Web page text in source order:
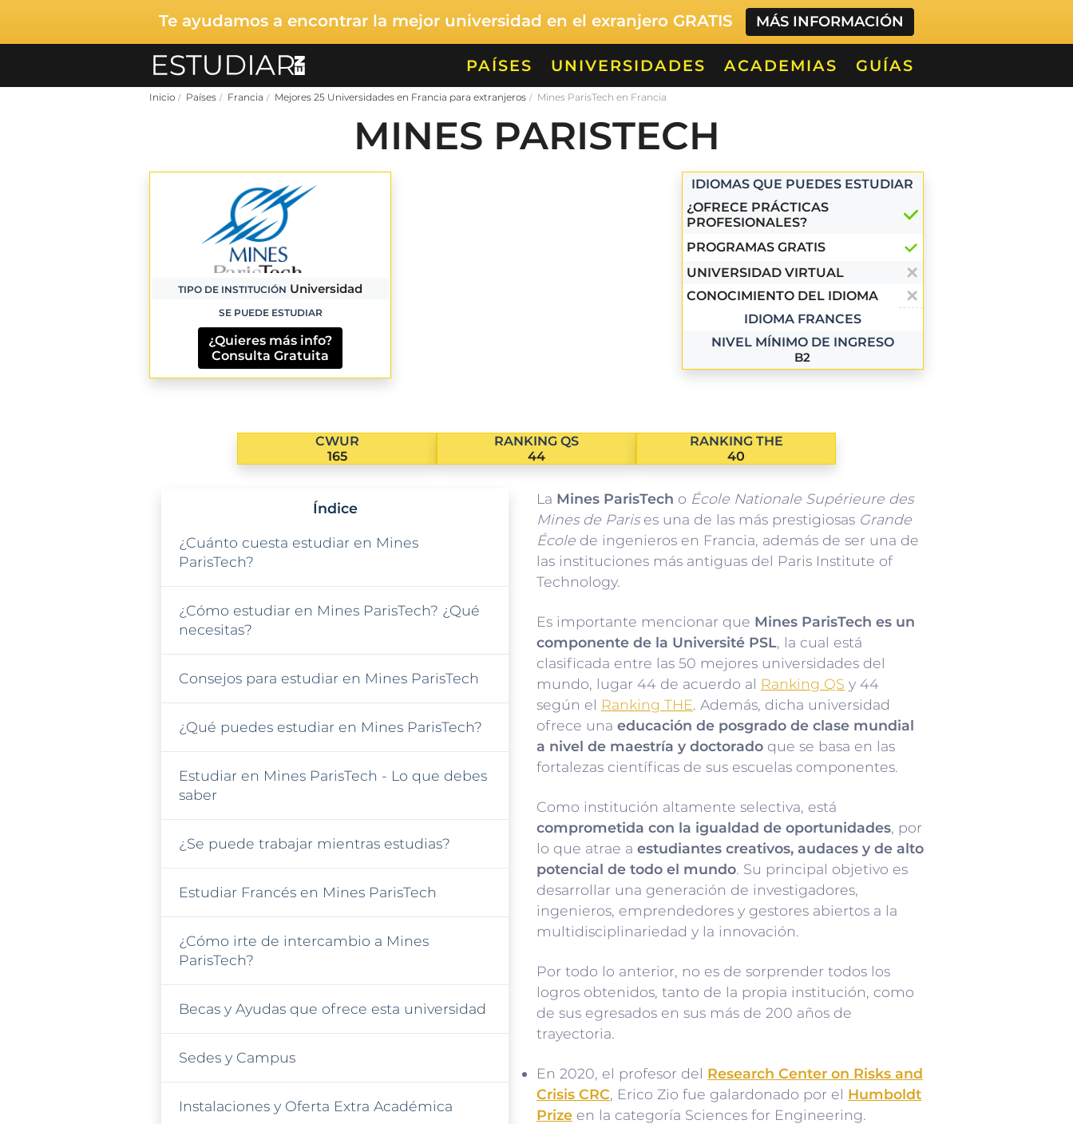
Te ayudamos a encontrar la mejor universidad en el exranjero GRATIS MÁS INFORMACIÓN
PAÍSES UNIVERSIDADES ACADEMIAS GUÍAS
Inicio Países Francia Mejores 25 Universidades en Francia para extranjeros Mines ParisTech en Francia
MINES PARISTECH
TIPO DE INSTITUCIÓN Universidad
SE PUEDE ESTUDIAR
¿Quieres más info?
Consulta Gratuita
IDIOMAS QUE PUEDES ESTUDIAR
¿OFRECE PRÁCTICAS
PROFESIONALES?
PROGRAMAS GRATIS
UNIVERSIDAD VIRTUAL
CONOCIMIENTO DEL IDIOMA
IDIOMA FRANCES
NIVEL MÍNIMO DE INGRESO
B2
CWUR
165
RANKING QS
44
RANKING THE
40
Índice
¿Cuánto cuesta estudiar en Mines
ParisTech?
¿Cómo estudiar en Mines ParisTech? ¿Qué
necesitas?
Consejos para estudiar en Mines ParisTech
¿Qué puedes estudiar en Mines ParisTech?
Estudiar en Mines ParisTech - Lo que debes
saber
¿Se puede trabajar mientras estudias?
Estudiar Francés en Mines ParisTech
¿Cómo irte de intercambio a Mines
ParisTech?
Becas y Ayudas que ofrece esta universidad
Sedes y Campus
Instalaciones y Oferta Extra Académica
La Mines ParisTech o École Nationale Supérieure des
Mines de Parises una de las más prestigiosas Grande
École de ingenieros en Francia, además de ser una de
las instituciones más antiguas del Paris Institute of
Technology.
Es importante mencionar que Mines ParisTech es un
componente de la Université PSL, la cual está
clasificada entre las 50 mejores universidades del
mundo, lugar 44 de acuerdo al Ranking QS y 44
según el Ranking THE. Además, dicha universidad
ofrece una educación de posgrado de clase mundial
a nivel de maestría y doctorado que se basa en las
fortalezas científicas de sus escuelas componentes.
Como institución altamente selectiva, está
comprometida con la igualdad de oportunidades, por
lo que atrae a estudiantes creativos, audaces y de alto
potencial de todo el mundo. Su principal objetivo es
desarrollar una generación de investigadores,
ingenieros, emprendedores y gestores abiertos a la
multidisciplinariedad y la innovación.
Por todo lo anterior, no es de sorprender todos los
logros obtenidos, tanto de la propia institución, como
de sus egresados en sus más de 200 años de
trayectoria.
En 2020, el profesor del Research Center on Risks and
Crisis CRC, Erico Zio fue galardonado por el Humboldt
Prize en la categoría Sciences for Engineering.